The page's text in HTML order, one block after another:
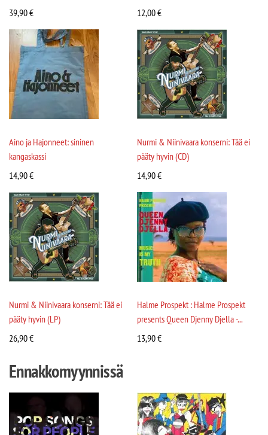
39,90€
12,00€
Aino ja Hajonneet: sininen
kangaskassi
14,90€
Nurmi & Niinivaara konserni: Tää ei
pääty hyvin (CD)
14,90€
Nurmi & Niinivaara konserni: Tää ei
pääty hyvin (LP)
26,90€
Halme Prospekt : Halme Prospekt
presents Queen Djenny Djella -...
13,90€
Ennakkomyynnissä